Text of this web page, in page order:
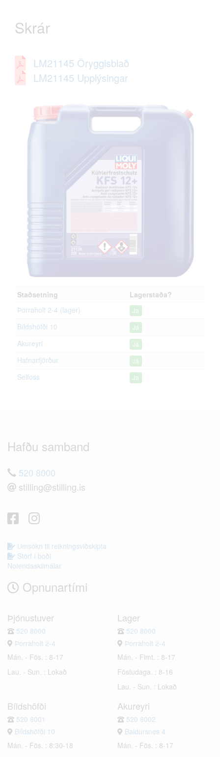
Skrár
LM21145 Öryggisblað
LM21145 Upplýsingar
Staðsetning
Lagerstaða?
Þorraholt 2-4 (lager)
Já
Bíldshöfði 10 Já
Akureyri Já
Hafnarfjörður Já
Selfoss Já
Hafðu samband
520 8000
stilling@stilling.is
Umsókn til reikningsviðskipta
Störf í boði
Notendaskilmálar
Opnunartími
Þjónustuver
520 8000
Þorraholt 2-4
Mán. - Fös. : 8-17
Lau. - Sun. : Lokað
Lager
520 8000
Þorraholt 2-4
Mán. - Fimt. : 8-17
Föstudaga. : 8-16
Lau. - Sun. : Lokað
Bíldshöfði
520 8001
Bíldshöfði 10
Mán. - Fös. : 8:30-18
Akureyri
520 8002
Baldursnes 4
Mán. - Fös. : 8-17